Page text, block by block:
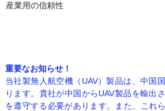
産業用の信頼性
重要なお知らせ！
当社製無人航空機（UAV）製品は、中国
ります。貴社が中国からUAV製品を輸出
を遵守する必要があります。また、これ